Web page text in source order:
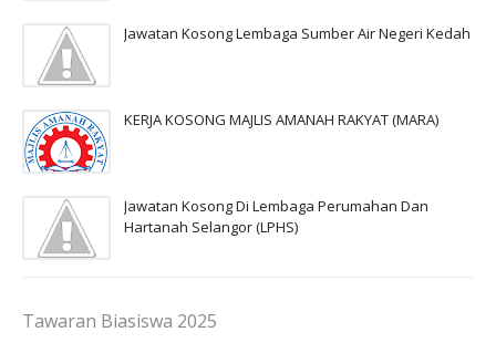
Jawatan Kosong Lembaga Sumber Air Negeri Kedah
KERJA KOSONG MAJLIS AMANAH RAKYAT (MARA)
Jawatan Kosong Di Lembaga Perumahan Dan
Hartanah Selangor (LPHS)
Tawaran Biasiswa 2025